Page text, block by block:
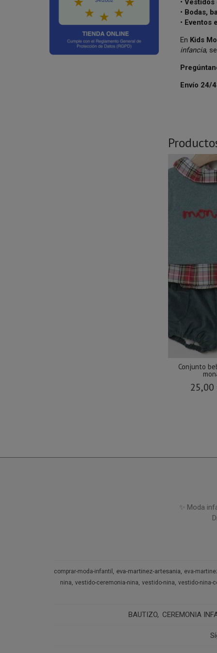
• Bodas,
• Eventos
En Kids
infancia,
Envío 24/
Conjunto
✨ Moda
comprar-moda-infantil eva-martinez-artesania eva-
nina vestido-ceremonia-nina vestido-nina vestido-nina-
BAUTIZO CEREMONIA